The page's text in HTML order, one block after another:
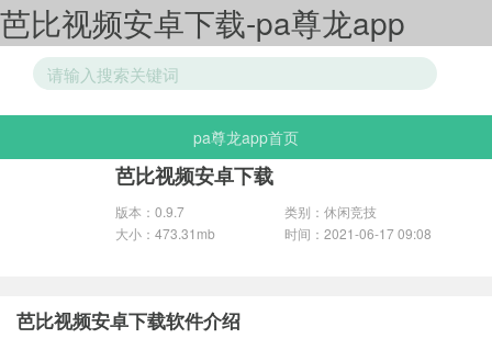
芭比视频安卓下载-pa尊龙app
游戏分类
pa尊龙app首页
芭比视频安卓下载
版本：0.9.7
类别：休闲竞技
大小：473.31mb
时间：2021-06-17 09:08
芭比视频安卓下载软件介绍